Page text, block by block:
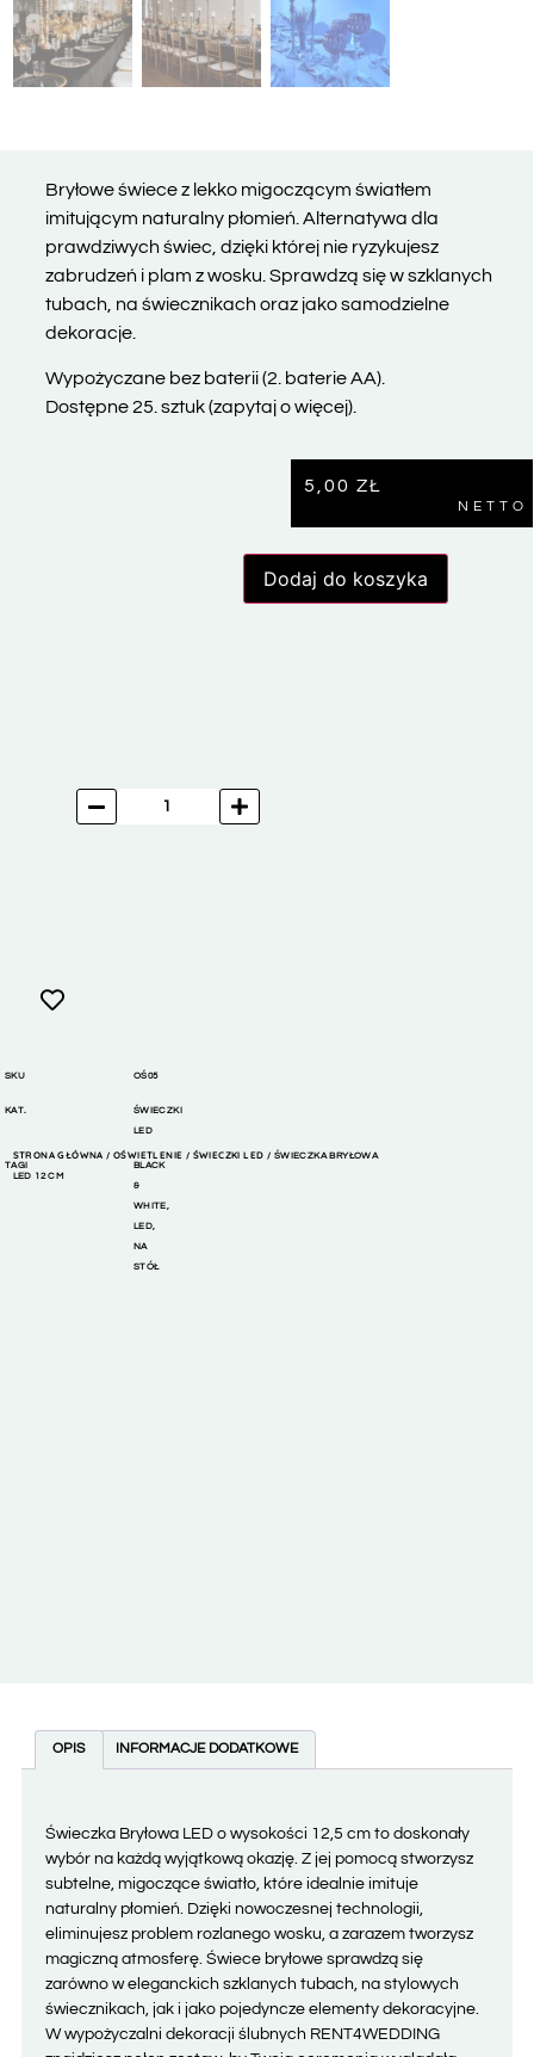
Bryłowe świece z lekko migoczącym światłem
imitującym naturalny płomień. Alternatywa dla
prawdziwych świec, dzięki której nie ryzykujesz
zabrudzeń i plam z wosku. Sprawdzą się w szklanych
tubach, na świecznikach oraz jako samodzielne
dekoracje.
Wypożyczane bez baterii (2. baterie AA).
Dostępne 25. sztuk (zapytaj o więcej).
5,00 ZŁ
NETTO
Dodaj do koszyka
SKU OŚ05
KAT.
ŚWIECZKI
LED
TAGI
BLACK
&
WHITE
LED,
NA
STÓŁ
STRONA GŁÓWNA /OŚWIETLENIE / ŚWIECZKI LED / ŚWIECZKA BRYŁOWA
LED 12 CM
OPIS INFORMACJE DODATKOWE
Świeczka Bryłowa LED o wysokości 12,5 cm to doskonały
wybór na każdą wyjątkową okazję. Z jej pomocą stworzysz
subtelne, migoczące światło, które idealnie imituje
naturalny płomień. Dzięki nowoczesnej technologii,
eliminujesz problem rozlanego wosku, a zarazem tworzysz
magiczną atmosferę. Świece bryłowe sprawdzą się
zarówno w eleganckich szklanych tubach, na stylowych
świecznikach, jak i jako pojedyncze elementy dekoracyjne.
W wypożyczalni dekoracji ślubnych RENT4WEDDING